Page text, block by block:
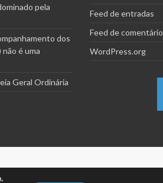
pela
dos
é uma
Geral Ordinária
Feed de entradas
Feed de
WordPress.org